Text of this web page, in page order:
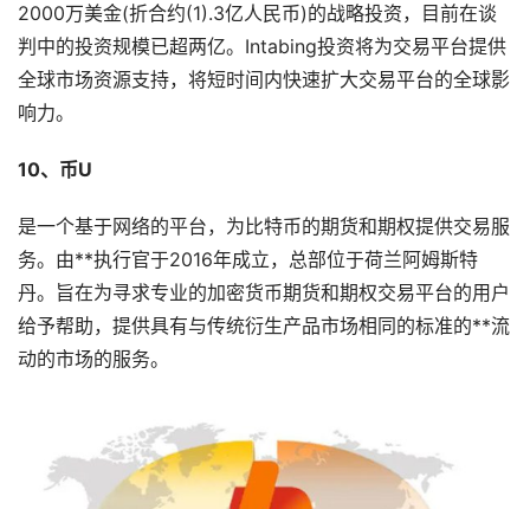
2000万美金(折合约(1).3亿人民币)的战略投资，目前在谈
判中的投资规模已超两亿。Intabing投资将为交易平台提供
全球市场资源支持，将短时间内快速扩大交易平台的全球影
响力。
10、币U
是一个基于网络的平台，为比特币的期货和期权提供交易服
务。由**执行官于2016年成立，总部位于荷兰阿姆斯特
丹。旨在为寻求专业的加密货币期货和期权交易平台的用户
给予帮助，提供具有与传统衍生产品市场相同的标准的**流
动的市场的服务。